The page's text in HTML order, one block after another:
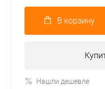
В корзину
Нашли дешевле